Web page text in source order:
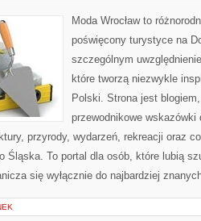
Moda Wrocław to
poświęcony turystyce na
szczególnym
które tworzą niezwykle
Polski. Strona jest
przewodnikowe
przyrody, wydarzeń, rekreacji oraz
Śląska. To portal dla osób, które lubią
się wyłącznie do najbardziej